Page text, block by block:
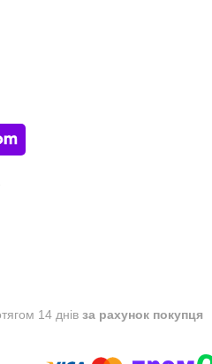
14 днів за рахунок покупця